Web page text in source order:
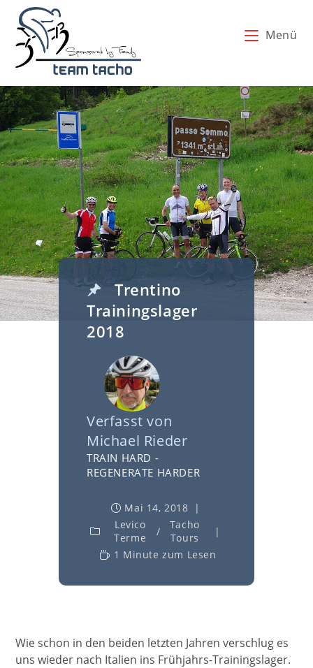
Inhalt
springen
Menü
Trentino
Trainingslager
2018
Verfasst von
Michael Rieder
TRAIN HARD -
REGENERATE HARDER
Mai 14, 2018
Levico
Terme
/
Tacho
Tours
1 Minute zum Lesen
Wie schon in den beiden letzten Jahren verschlug es
uns wieder nach Italien ins Frühjahrs-Trainingslager.